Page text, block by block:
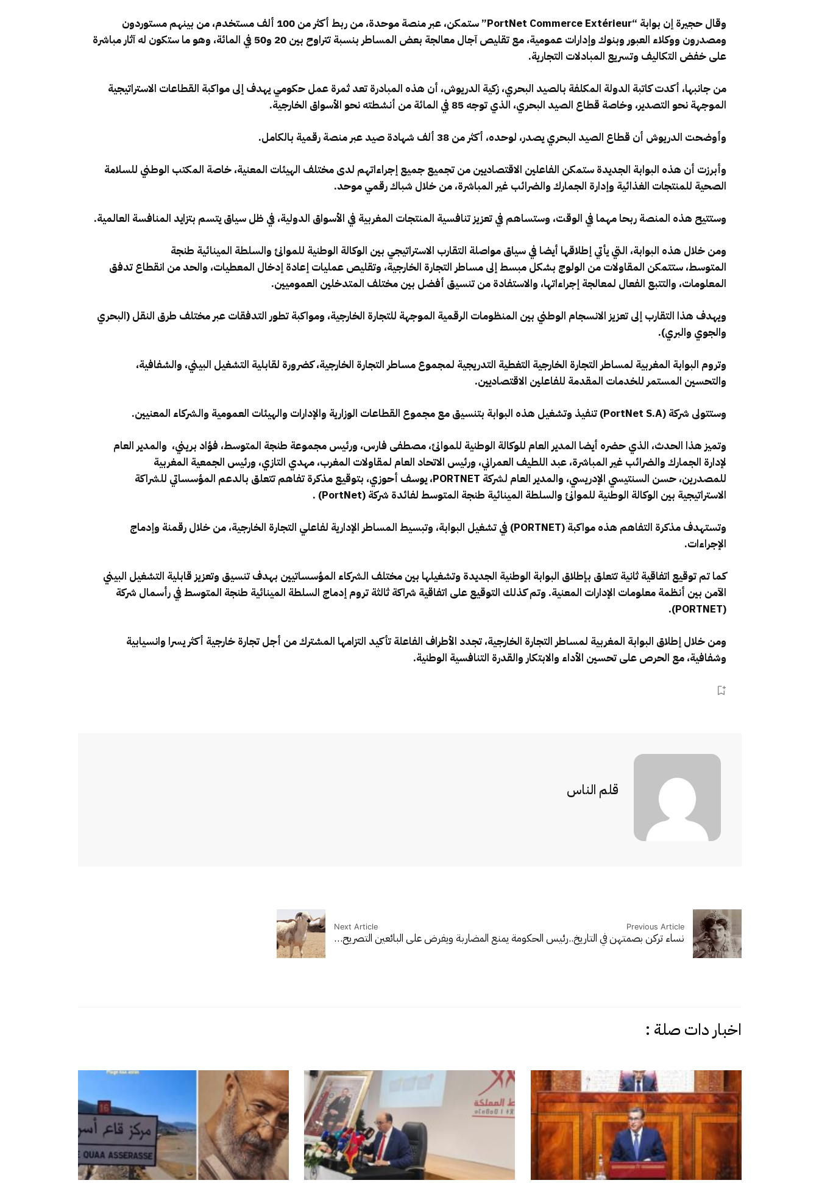
وقال حجيرة إن بوابة “PortNet Commerce Extérieur” ستمكن، عبر منصة موحدة، من ربط أكثر من 100 ألف مستخدم، من بينهم مستوردون
ومصدرون ووكلاء العبور وبنوك وإدارات عمومية، مع تقليص آجال معالجة بعض المساطر بنسبة تتراوح بين 20 و50 في المائة، وهو ما ستكون له آثار مباشرة
على خفض التكاليف وتسريع المبادلات التجارية.
من جانبها، أكدت كاتبة الدولة المكلفة بالصيد البحري، زكية الدريوش، أن هذه المبادرة تعد ثمرة عمل حكومي يهدف إلى مواكبة القطاعات الاستراتيجية
الموجهة نحو التصدير، وخاصة قطاع الصيد البحري، الذي توجه 85 في المائة من أنشطته نحو الأسواق الخارجية.
وأوضحت الدريوش أن قطاع الصيد البحري يصدر، لوحده، أكثر من 38 ألف شهادة صيد عبر منصة رقمية بالكامل.
وأبرزت أن هذه البوابة الجديدة ستمكن الفاعلين الاقتصاديين من تجميع جميع إجراءاتهم لدى مختلف الهيئات المعنية، خاصة المكتب الوطني للسلامة
الصحية للمنتجات الغذائية وإدارة الجمارك والضرائب غير المباشرة، من خلال شباك رقمي موحد.
وستتيح هذه المنصة ربحا مهما في الوقت، وستساهم في تعزيز تنافسية المنتجات المغربية في الأسواق الدولية، في ظل سياق يتسم بتزايد المنافسة العالمية.
ومن خلال هذه البوابة، التي يأتي إطلاقها أيضا في سياق مواصلة التقارب الاستراتيجي بين الوكالة الوطنية للموانئ والسلطة المينائية طنجة
المتوسط، ستتمكن المقاولات من الولوج بشكل مبسط إلى مساطر التجارة الخارجية، وتقليص عمليات إعادة إدخال المعطيات، والحد من انقطاع تدفق
المعلومات، والتتبع الفعال لمعالجة إجراءاتها، والاستفادة من تنسيق أفضل بين مختلف المتدخلين العموميين.
ويهدف هذا التقارب إلى تعزيز الانسجام الوطني بين المنظومات الرقمية الموجهة للتجارة الخارجية، ومواكبة تطور التدفقات عبر مختلف طرق النقل (البحري
والجوي والبري).
وتروم البوابة المغربية لمساطر التجارة الخارجية التغطية التدريجية لمجموع مساطر التجارة الخارجية، كضرورة لقابلية التشغيل البيني، والشفافية،
والتحسين المستمر للخدمات المقدمة للفاعلين الاقتصاديين.
وستتولى شركة (PortNet S.A) تنفيذ وتشغيل هذه البوابة بتنسيق مع مجموع القطاعات الوزارية والإدارات والهيئات العمومية والشركاء المعنيين.
وتميز هذا الحدث، الذي حضره أيضا المدير العام للوكالة الوطنية للموانئ، مصطفى فارس، ورئيس مجموعة طنجة المتوسط، فؤاد بريني، والمدير العام
لإدارة الجمارك والضرائب غير المباشرة، عبد اللطيف العمراني، ورئيس الاتحاد العام لمقاولات المغرب، مهدي التازي، ورئيس الجمعية المغربية
للمصدرين، حسن السنتيسي الإدريسي، والمدير العام لشركة PORTNET، يوسف أحوزي، بتوقيع مذكرة تفاهم تتعلق بالدعم المؤسساتي للشراكة
الاستراتيجية بين الوكالة الوطنية للموانئ والسلطة المينائية طنجة المتوسط لفائدة شركة (PortNet) .
وتستهدف مذكرة التفاهم هذه مواكبة (PORTNET) في تشغيل البوابة، وتبسيط المساطر الإدارية لفاعلي التجارة الخارجية، من خلال رقمنة وإدماج
الإجراءات.
كما تم توقيع اتفاقية ثانية تتعلق بإطلاق البوابة الوطنية الجديدة وتشغيلها بين مختلف الشركاء المؤسساتيين بهدف تنسيق وتعزيز قابلية التشغيل البيني
الآمن بين أنظمة معلومات الإدارات المعنية. وتم كذلك التوقيع على اتفاقية شراكة ثالثة تروم إدماج السلطة المينائية طنجة المتوسط في رأسمال شركة
(PORTNET).
ومن خلال إطلاق البوابة المغربية لمساطر التجارة الخارجية، تجدد الأطراف الفاعلة تأكيد التزامها المشترك من أجل تجارة خارجية أكثر يسرا وانسيابية
وشفافية، مع الحرص على تحسين الأداء والابتكار والقدرة التنافسية الوطنية.
قلم الناس
Previous Article
نساء تركن بصمتهن في التاريخ..
Next Article
رئيس الحكومة يمنع المضاربة ويفرض على البائعين التصريح…
اخبار دات صلة :